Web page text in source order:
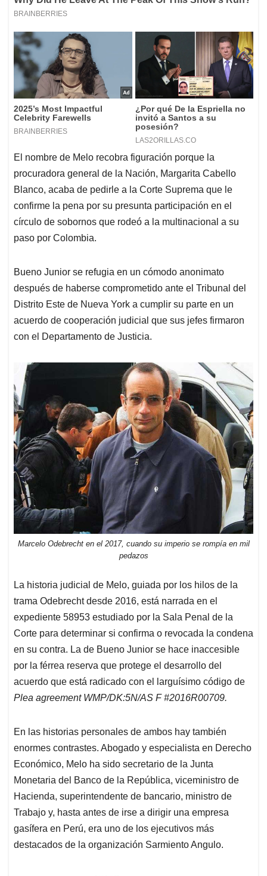
El nombre de Melo recobra figuración porque la
procuradora general de la Nación, Margarita Cabello
Blanco, acaba de pedirle a la Corte Suprema que le
confirme la pena por su presunta participación en el
círculo de sobornos que rodeó a la multinacional a su
paso por Colombia.
Bueno Junior se refugia en un cómodo anonimato
después de haberse comprometido ante el Tribunal del
Distrito Este de Nueva York a cumplir su parte en un
acuerdo de cooperación judicial que sus jefes firmaron
con el Departamento de Justicia.
Marcelo Odebrecht en el 2017, cuando su imperio se rompía en mil
pedazos
La historia judicial de Melo, guiada por los hilos de la
trama Odebrecht desde 2016, está narrada en el
expediente 58953 estudiado por la Sala Penal de la
Corte para determinar si confirma o revocada la condena
en su contra. La de Bueno Junior se hace inaccesible
por la férrea reserva que protege el desarrollo del
acuerdo que está radicado con el larguísimo código de
Plea agreement WMP/DK:5N/AS F #2016R00709.
En las historias personales de ambos hay también
enormes contrastes. Abogado y especialista en Derecho
Económico, Melo ha sido secretario de la Junta
Monetaria del Banco de la República, viceministro de
Hacienda, superintendente de bancario, ministro de
Trabajo y, hasta antes de irse a dirigir una empresa
gasífera en Perú, era uno de los ejecutivos más
destacados de la organización Sarmiento Angulo.